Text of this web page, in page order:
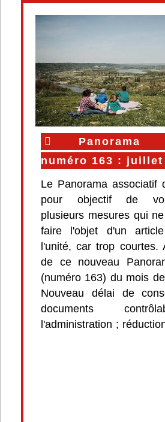
Panorama
numéro 163 : juillet
Le Panorama associatif
pour objectif de
plusieurs mesures qui
faire l'objet d'un
l'unité, car trop courtes.
de ce nouveau
(numéro 163) du mois
Nouveau délai de
documents
l'administration ;